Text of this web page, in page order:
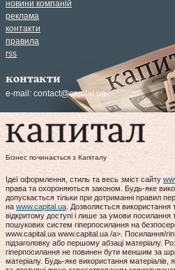
новини компаній
реклама
контакти
правила
rss
контакти
e-mail: contact@capital.ua
Бізнес починається з Капіталу
Ідеї оформлення, стиль та весь зміст сайту
права та охороняються законом. Будь-яке
допускається тільки при дотриманні правил
на www.capital.ua. Дозволяється використання
відкритому доступі і лише за умови посилання
пошукових систем гіперпосилання на
www.capital.ua www.capital.ua /a>. Посилання/
підзаголовку або першому абзаці матеріалу.
гіперпосилання не повинен бути меншим за
матеріалу. Будь-яке використання матеріалів,